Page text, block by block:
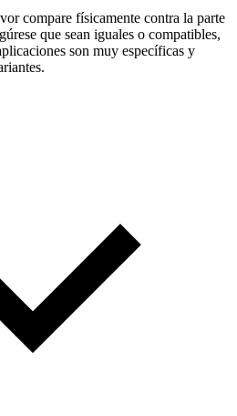
compare físicamente contra la parte
que sean iguales o compatibles,
son muy específicas y